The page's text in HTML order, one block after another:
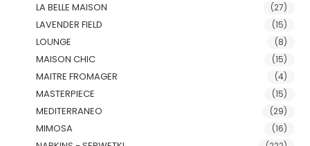
LA BELLE MAISON (27)
LAVENDER FIELD (15)
LOUNGE (8)
MAISON CHIC (15)
MAITRE FROMAGER (4)
MASTERPIECE (15)
MEDITERRANEO (29)
MIMOSA (16)